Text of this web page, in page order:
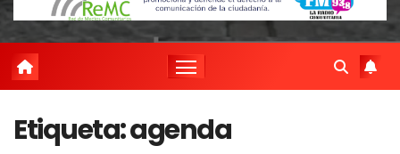
Etiqueta:agenda